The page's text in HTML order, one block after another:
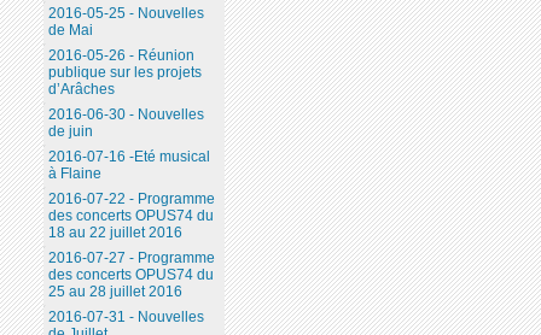
2016-05-25 - Nouvelles
de Mai
2016-05-26 - Réunion
publique sur les projets
d’Arâches
2016-06-30 - Nouvelles
de juin
2016-07-16 -Eté musical
à Flaine
2016-07-22 - Programme
des concerts OPUS74 du
18 au 22 juillet 2016
2016-07-27 - Programme
des concerts OPUS74 du
25 au 28 juillet 2016
2016-07-31 - Nouvelles